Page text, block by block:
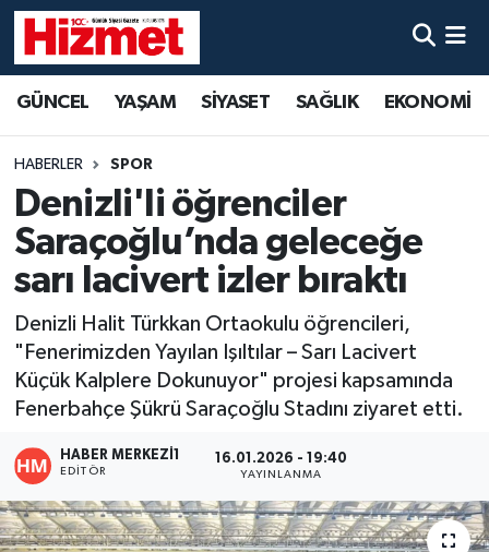
GÜNCEL YAŞAM SİYASET SAĞLIK EKONOMİ
HABERLER SPOR
Denizli'li öğrenciler
Saraçoğlu’nda geleceğe
sarı lacivert izler bıraktı
Denizli Halit Türkkan Ortaokulu öğrencileri,
"Fenerimizden Yayılan Işıltılar – Sarı Lacivert
Küçük Kalplere Dokunuyor" projesi kapsamında
Fenerbahçe Şükrü Saraçoğlu Stadını ziyaret etti.
HABER MERKEZI1
EDITÖR
16.01.2026 - 19:40
YAYINLANMA
YAŞAM
SİYASET
SAĞLIK
KÜLTÜR SANAT
SPOR
MAGAZİN
ÖZEL HABER
Denizli Hava Durumu
Denizli Trafik Yoğunluk Haritası
Süper Lig Puan Durumu ve Fikstür
Son Dakika Haberleri
Haber Arşivi